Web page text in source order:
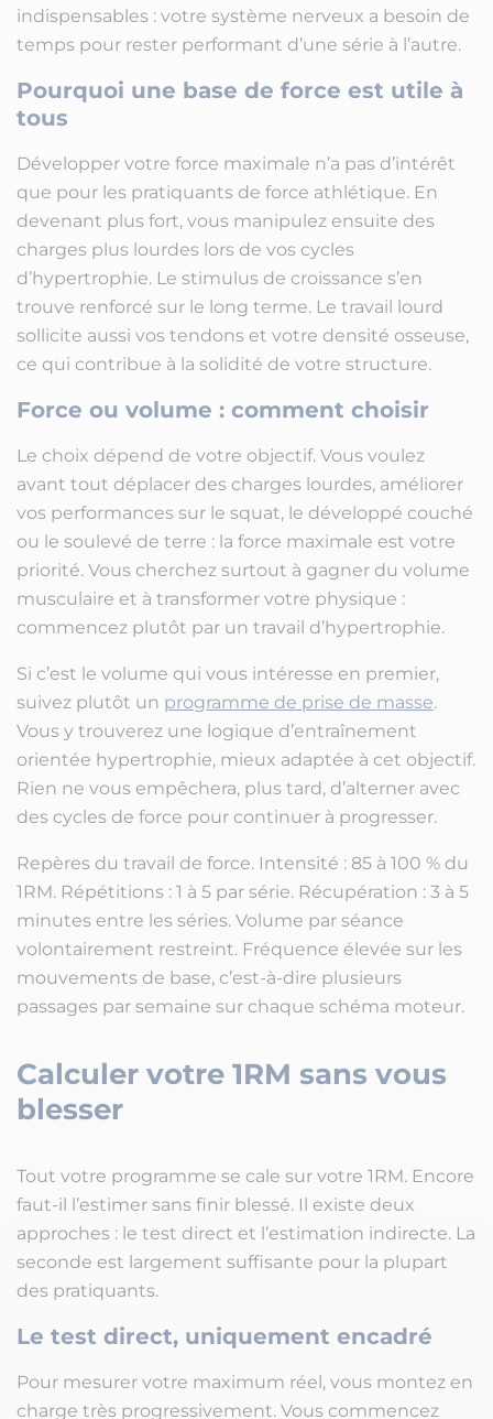
indispensables : votre système nerveux a besoin de
temps pour rester performant d’une série à l’autre.
Pourquoi une base de force est utile à
tous
Développer votre force maximale n’a pas d’intérêt
que pour les pratiquants de force athlétique. En
devenant plus fort, vous manipulez ensuite des
charges plus lourdes lors de vos cycles
d’hypertrophie. Le stimulus de croissance s’en
trouve renforcé sur le long terme. Le travail lourd
sollicite aussi vos tendons et votre densité osseuse,
ce qui contribue à la solidité de votre structure.
Force ou volume : comment choisir
Le choix dépend de votre objectif. Vous voulez
avant tout déplacer des charges lourdes, améliorer
vos performances sur le squat, le développé couché
ou le soulevé de terre : la force maximale est votre
priorité. Vous cherchez surtout à gagner du volume
musculaire et à transformer votre physique :
commencez plutôt par un travail d’hypertrophie.
Si c’est le volume qui vous intéresse en premier,
suivez plutôt un programme de prise de masse.
Vous y trouverez une logique d’entraînement
orientée hypertrophie, mieux adaptée à cet objectif.
Rien ne vous empêchera, plus tard, d’alterner avec
des cycles de force pour continuer à progresser.
Repères du travail de force. Intensité : 85 à 100 % du
1RM. Répétitions : 1 à 5 par série. Récupération : 3 à 5
minutes entre les séries. Volume par séance
volontairement restreint. Fréquence élevée sur les
mouvements de base, c’est-à-dire plusieurs
passages par semaine sur chaque schéma moteur.
Calculer votre 1RM sans vous
blesser
Tout votre programme se cale sur votre 1RM. Encore
faut-il l’estimer sans finir blessé. Il existe deux
approches : le test direct et l’estimation indirecte. La
seconde est largement suffisante pour la plupart
des pratiquants.
Le test direct, uniquement encadré
Pour mesurer votre maximum réel, vous montez en
charge très progressivement. Vous commencez